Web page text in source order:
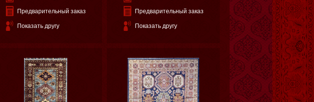
Предварительный заказ
Показать другу
Предварительный заказ
Показать другу